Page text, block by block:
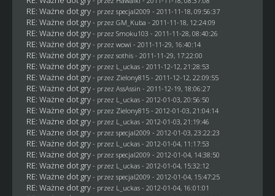
RE: Ważne dot gry - przez specjal2009 - 2011-11-18, 09:56:37
RE: Ważne dot gry - przez GM_Kuba - 2011-11-18, 12:24:09
RE: Ważne dot gry - przez Smoku103 - 2011-11-28, 08:40:26
RE: Ważne dot gry - przez wowi - 2011-11-29, 16:40:14
RE: Ważne dot gry - przez sothis- 2011-11-29, 17:22:00
RE: Ważne dot gry - przez L_uckas- 2011-12-12, 21:28:53
RE: Ważne dot gry - przez Zielony815- 2011-12-12, 22:09:55
RE: Ważne dot gry - przez AssAssin - 2011-12-19, 18:06:27
RE: Ważne dot gry - przez L_uckas- 2012-01-03, 20:56:50
RE: Ważne dot gry - przez Zielony815- 2012-01-03, 21:04:14
RE: Ważne dot gry - przez L_uckas- 2012-01-03, 21:19:46
RE: Ważne dot gry - przez specjal2009 - 2012-01-03, 23:22:23
RE: Ważne dot gry - przez L_uckas- 2012-01-04, 11:17:53
RE: Ważne dot gry - przez specjal2009 - 2012-01-04, 14:38:50
RE: Ważne dot gry - przez L_uckas- 2012-01-04, 15:32:12
RE: Ważne dot gry - przez specjal2009 - 2012-01-04, 15:47:25
RE: Ważne dot gry - przez L_uckas- 2012-01-04, 16:01:01